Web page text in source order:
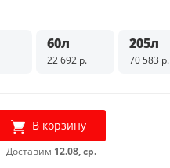
60л
22 692 р.
205л
70 583 р.
В корзину
Доставим 12.08, ср.